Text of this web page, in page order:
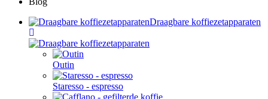
Draagbare koffiezetapparaten
Outin
Staresso - espresso